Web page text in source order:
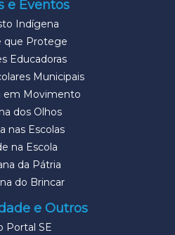
e Eventos
Indígena
que Protege
Educadoras
Municipais
em Movimento
dos Olhos
nas Escolas
na Escola
da Pátria
do Brincar
e Outros
Portal SE